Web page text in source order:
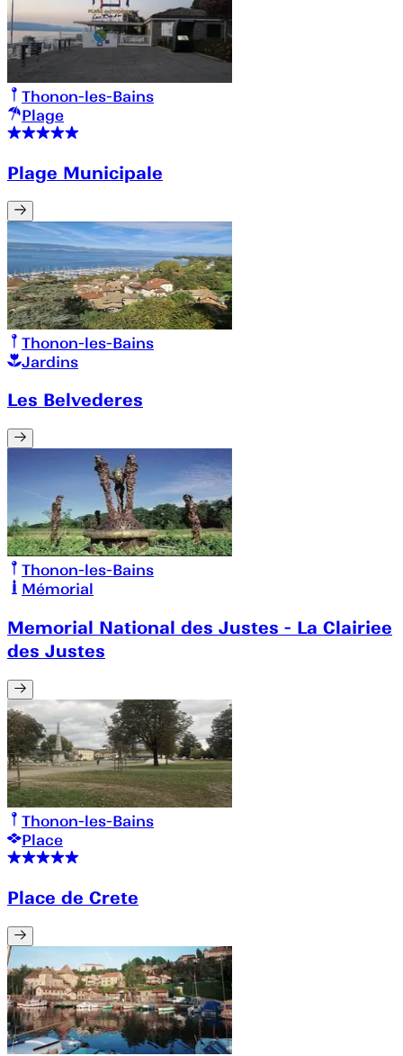
Thonon-les-Bains
Plage
Plage Municipale
Thonon-les-Bains
Jardins
Les Belvederes
Thonon-les-Bains
Mémorial
Memorial National des Justes - La Clairiee
des Justes
Thonon-les-Bains
Place
Place de Crete